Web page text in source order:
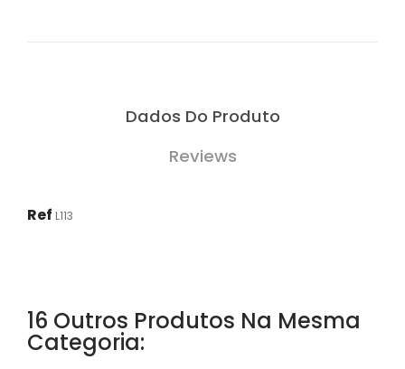
Dados Do Produto
Reviews
Ref L113
16 Outros Produtos Na Mesma
Categoria: